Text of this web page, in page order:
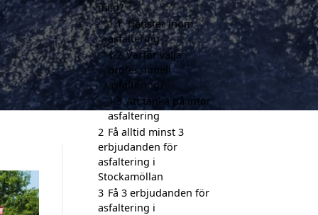
med?
1.1 Tjänster inom
asfaltering
1.2 Varför välja
professionell
asfaltering?
1.3 Att tänka på inför
asfaltering
2 Få alltid minst 3
erbjudanden för
asfaltering i
Stockamöllan
3 Få 3 erbjudanden för
asfaltering i